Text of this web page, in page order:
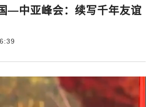
—中亚峰会：续写千年友谊